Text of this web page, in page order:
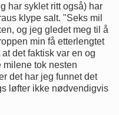
har syklet ritt også) har
klype salt. "Seks mil
og jeg gledet meg til å
min få etterlengtet
det faktisk var en og
milene tok nesten
det har jeg funnet det
løfter ikke nødvendigvis